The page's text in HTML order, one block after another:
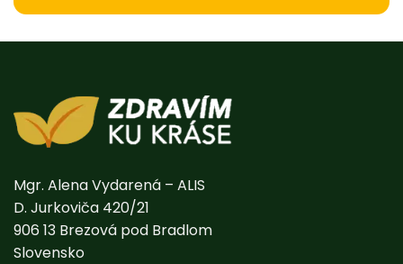
Mgr. Alena Vydarená – ALIS
D. Jurkoviča 420/21
906 13 Brezová pod Bradlom
Slovensko